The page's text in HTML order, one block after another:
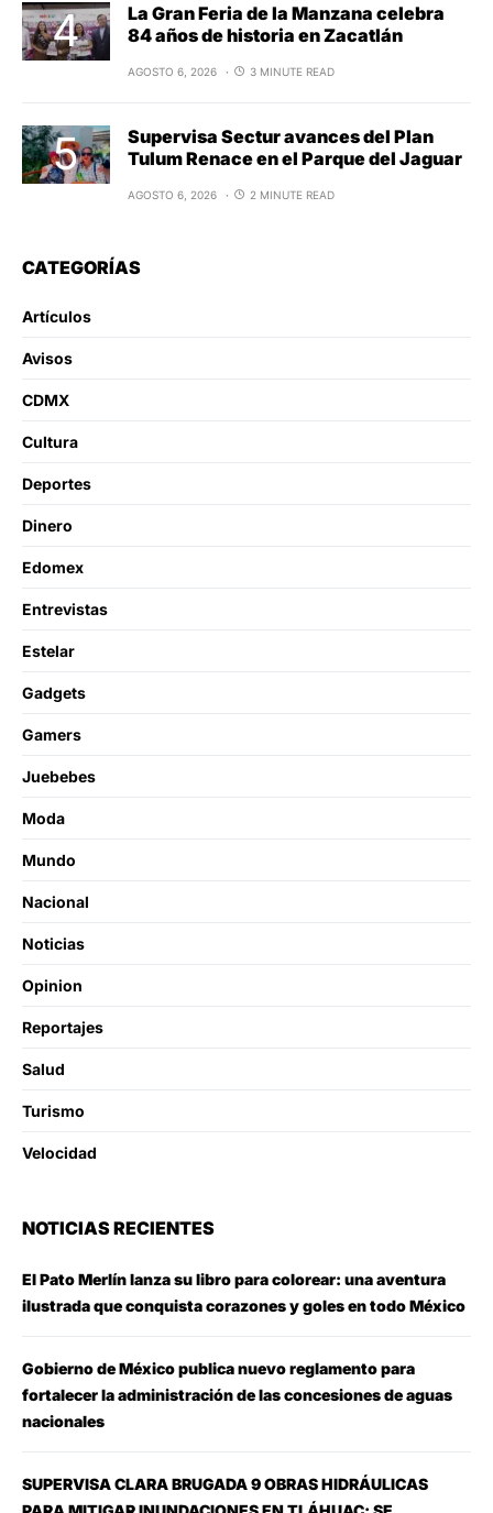
La Gran Feria de la Manzana celebra
84 años de historia en Zacatlán
AGOSTO 6, 2026 3 MINUTE READ
Supervisa Sectur avances del Plan
Tulum Renace en el Parque del Jaguar
AGOSTO 6, 2026 2 MINUTE READ
CATEGORÍAS
Artículos
Avisos
CDMX
Cultura
Deportes
Dinero
Edomex
Entrevistas
Estelar
Gadgets
Gamers
Juebebes
Moda
Mundo
Nacional
Noticias
Opinion
Reportajes
Salud
Turismo
Velocidad
NOTICIAS RECIENTES
El Pato Merlín lanza su libro para colorear: una aventura
ilustrada que conquista corazones y goles en todo México
Gobierno de México publica nuevo reglamento para
fortalecer la administración de las concesiones de aguas
nacionales
SUPERVISA CLARA BRUGADA 9 OBRAS HIDRÁULICAS